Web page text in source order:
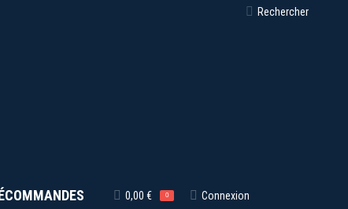
Recherche
Rechercher
0,00 € 0 Connexion